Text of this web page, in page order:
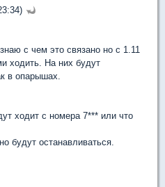
с чем это связано но с 1.11
ходить. На них будут
в опарышах.
ходит с номера 7*** или что
будут останавливаться.